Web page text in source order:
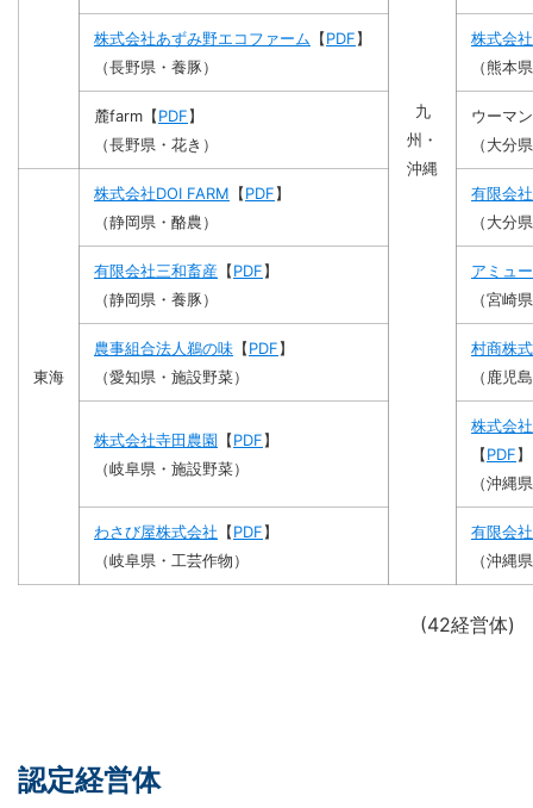
九
州・
沖縄
株式会社あずみ野エコファーム 【PDF】
（長野県・養豚）
株式会
（熊本
麓farm【PDF】
（長野県・花き）
ウーマ
（大分
東海
株式会社DOI FARM 【PDF】
（静岡県・酪農）
有限会
（大分
有限会社三和畜産 【PDF】
（静岡県・養豚）
アミュ
（宮崎
農事組合法人鵜の味 【PDF】
（愛知県・施設野菜）
村商株
（鹿児
株式会社寺田農園 【PDF】
（岐阜県・施設野菜）
株式会
【PDF】
（沖縄
わさび屋株式会社 【PDF】
（岐阜県・工芸作物）
有限会
（沖縄
(42経営体)
認定経営体